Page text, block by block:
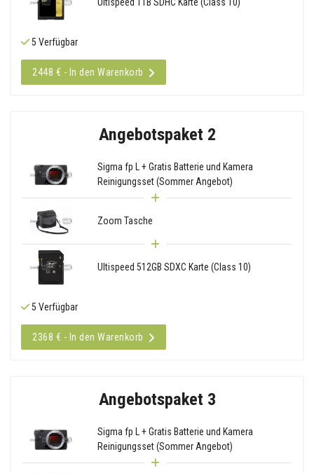
5 Verfügbar
2448 € - In den Warenkorb
Angebotspaket 2
Sigma fp L + Gratis Batterie und Kamera
Reinigungsset (Sommer Angebot)
Zoom Tasche
Ultispeed 512GB SDXC Karte (Class 10)
5 Verfügbar
2368 € - In den Warenkorb
Angebotspaket 3
Sigma fp L + Gratis Batterie und Kamera
Reinigungsset (Sommer Angebot)